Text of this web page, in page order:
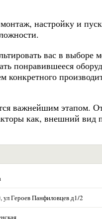
настройку и
вас в выборе
понравившееся
конкретного
важнейшим этапом.
как, внешний
ул Героев Панфиловцев д1/2